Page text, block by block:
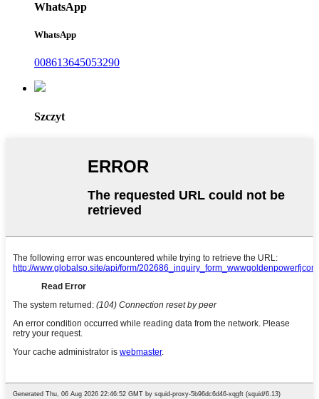
WhatsApp
WhatsApp
008613645053290
Szczyt